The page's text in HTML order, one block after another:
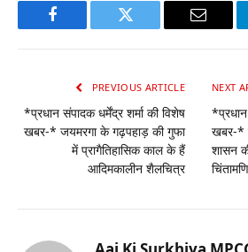
Facebook Twitter Email
PREVIOUS ARTICLE
*प्रधान संपादक धर्मेंद्र शर्मा की विशेष
खबर-* जयमरगा के गढ़पहाड़ की गुफा
में प्रागैतिहासिक काल के हैं
आदिमकालीन शैलचित्र
NEXT
*प्रधान
खबर-*
शासन